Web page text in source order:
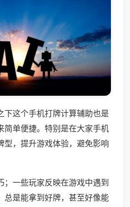
下这个手机打牌计算辅助也是
简单便捷。特别是在大家手机
型，提升游戏体验，避免影响
；一些玩家反映在游戏中遇到
总是能拿到好牌，甚至好像能